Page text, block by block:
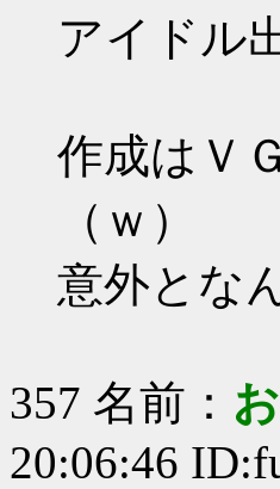
アイドル
作成はＶ
（ｗ）
意外とな
357 名前：
20:06:46